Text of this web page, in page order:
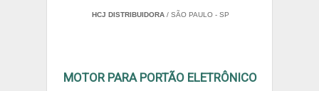
HCJ DISTRIBUIDORA/ SÃO PAULO - SP
MOTOR PARA PORTÃO ELETRÔNICO